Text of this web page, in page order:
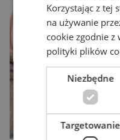
Korzystając z tej
na używanie
cookie zgodnie z
polityki plików
Niezbędne
Targetowanie